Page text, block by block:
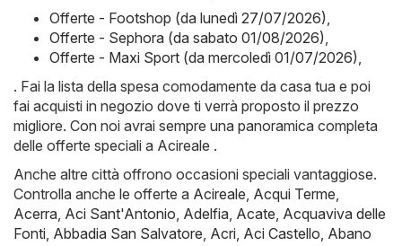
Offerte - Footshop (da lunedì 27/07/2026),
Offerte - Sephora (da sabato 01/08/2026),
Offerte - Maxi Sport (da mercoledì 01/07/2026),
. Fai la lista della spesa comodamente da casa tua e poi
fai acquisti in negozio dove ti verrà proposto il prezzo
migliore. Con noi avrai sempre una panoramica completa
delle offerte speciali a Acireale .
Anche altre città offrono occasioni speciali vantaggiose.
Controlla anche le offerte a Acireale, Acqui Terme,
Acerra, Aci Sant'Antonio, Adelfia, Acate, Acquaviva delle
Fonti, Abbadia San Salvatore, Acri, Aci Castello, Abano